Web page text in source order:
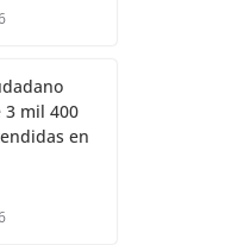
3 mil 400
en